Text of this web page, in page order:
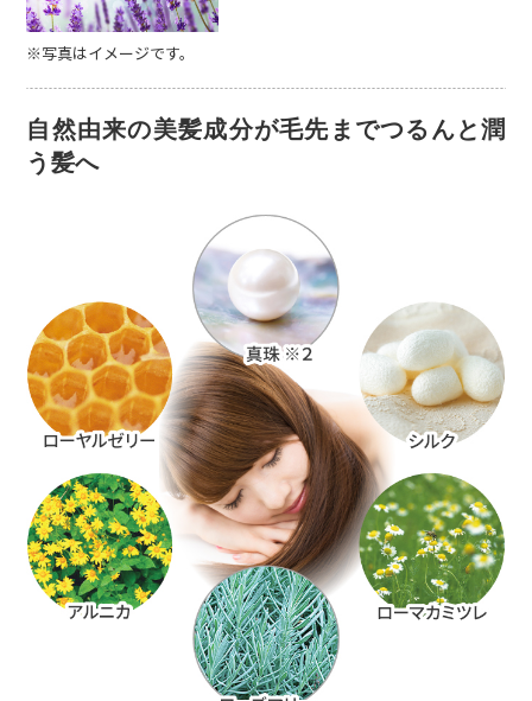
※写真はイメージです。
自然由来の美髪成分が毛先までつるんと潤
う髪へ